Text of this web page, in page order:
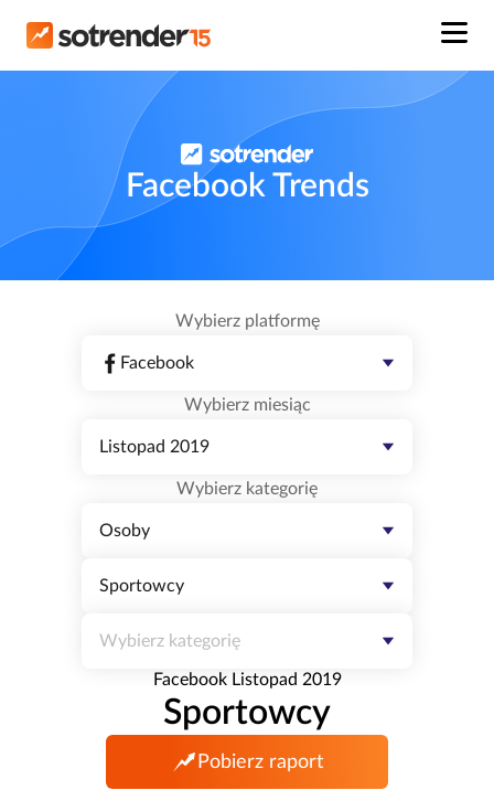
Facebook Trends
Wybierz platformę
Facebook
Wybierz miesiąc
Listopad 2019
Wybierz kategorię
Osoby
Sportowcy
Wybierz kategorię
Facebook Listopad 2019
Sportowcy
Pobierz raport